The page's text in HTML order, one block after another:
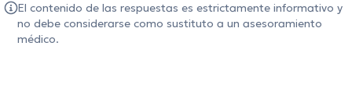
El contenido de las respuestas es estrictamente informativo y
no debe considerarse como sustituto a un asesoramiento
médico.